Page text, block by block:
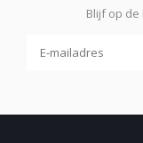
Blijf op